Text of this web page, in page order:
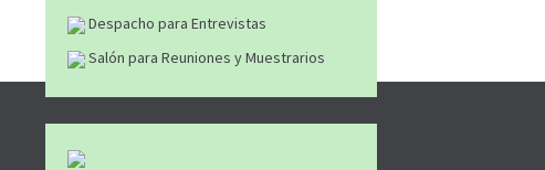
Despacho para Entrevistas
Salón para Reuniones y Muestrarios